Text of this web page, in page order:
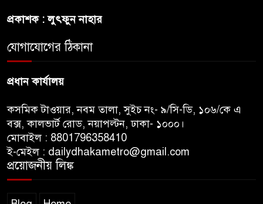
প্রকাশক : লুৎফুন নাহার
যোগাযোগের ঠিকানা
প্রধান কার্যালয়
কসমিক টাওয়ার, নবম তালা, সুইচ নং- ৯/সি-ডি, ১০৬/কে এ
বক্স, কালভার্ট রোড, নয়াপল্টন, ঢাকা- ১০০০।
মোবাইল : 8801796358410
ই-মেইল : dailydhakametro@gmail.com
প্রয়োজনীয় লিঙ্ক